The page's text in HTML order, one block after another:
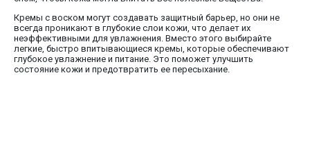
Кремы с воском могут создавать защитный барьер, но они не
всегда проникают в глубокие слои кожи, что делает их
неэффективными для увлажнения. Вместо этого выбирайте
легкие, быстро впитывающиеся кремы, которые обеспечивают
глубокое увлажнение и питание. Это поможет улучшить
состояние кожи и предотвратить ее пересыхание.